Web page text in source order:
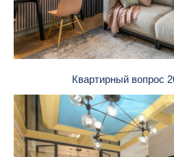
Квартирный вопрос